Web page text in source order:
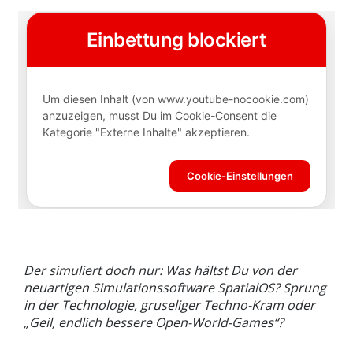
Der simuliert doch nur: Was hältst Du von der
neuartigen Simulationssoftware SpatialOS? Sprung
in der Technologie, gruseliger Techno-Kram oder
„Geil, endlich bessere Open-World-Games“?